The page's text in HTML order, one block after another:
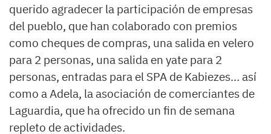
querido agradecer la participación de empresas
del pueblo, que han colaborado con premios
como cheques de compras, una salida en velero
para 2 personas, una salida en yate para 2
personas, entradas para el SPA de Kabiezes… así
como a Adela, la asociación de comerciantes de
Laguardia, que ha ofrecido un fin de semana
repleto de actividades.